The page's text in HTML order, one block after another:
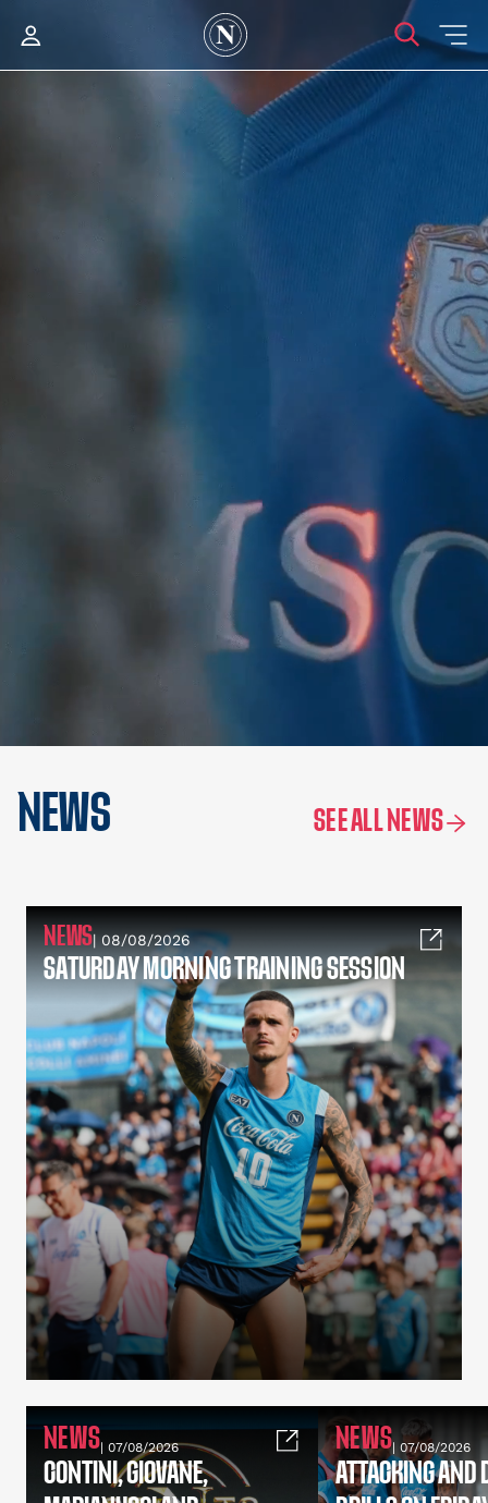
NEWS SEE ALL NEWS
NEWS| 08/08/2026
SATURDAY MORNING TRAINING SESSION
NEWS| 07/08/2026
CONTINI, GIOVANE,
NEWS| 07/08/2026
ATTACKING AND